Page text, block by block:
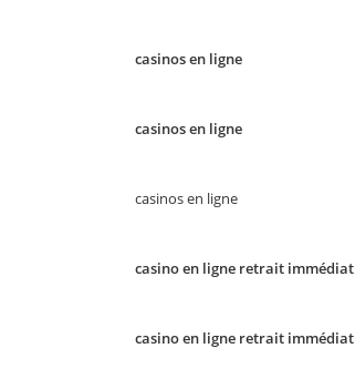
casinos en ligne
casinos en ligne
casinos en ligne
casino en ligne retrait immédiat
casino en ligne retrait immédiat